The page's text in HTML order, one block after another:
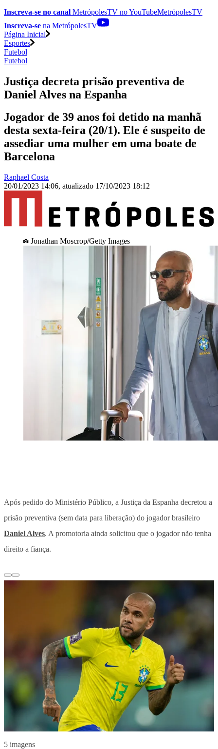
Inscreva-se no canal MetrópolesTV noYouTubeMetrópolesTV
Inscreva-se na MetrópolesTV
Página Inicial
Esportes
Futebol
Futebol
Justiça decreta prisão preventiva de
Daniel Alves na Espanha
Jogador de 39 anos foi detido na manhã
desta sexta-feira (20/1). Ele é suspeito de
assediar uma mulher em uma boate de
Barcelona
Raphael Costa
20/01/2023 14:06, atualizado 17/10/2023 18:12
Jonathan Moscrop/Getty Images
Após pedido do Ministério Público, a Justiça da Espanha decretou a
prisão preventiva (sem data para liberação) do jogador brasileiro
Daniel Alves. A promotoria ainda solicitou que o jogador não tenha
direito a fiança.
5 imagens